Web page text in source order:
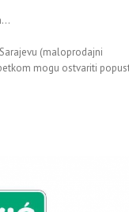
(maloprodajni
mogu ostvariti